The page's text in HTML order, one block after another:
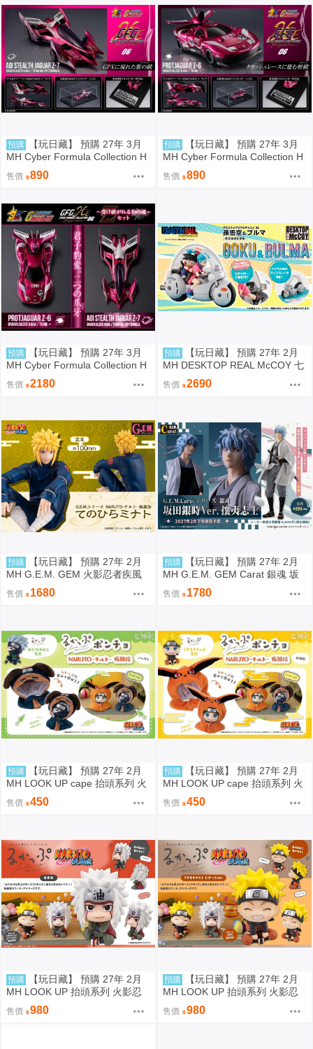
預購
【玩日藏】 預購 27年 3月
MH Cyber Formula Collection H
eritage Edition CFC HE 閃電霹
靂車 繼承之豹魂 Aoi 美洲豹 Z-7
售價 890
預購
【玩日藏】 預購 27年 3月
MH Cyber Formula Collection H
eritage Edition CFC HE 閃電霹
靂車 繼承之豹魂 美洲豹 Z-6 代理
售價 890
預購
【玩日藏】 預購 27年 3月
MH Cyber Formula Collection H
eritage Edition CFC HE 閃電霹
靂車 繼承之豹魂 美洲豹 Z-6 & A
售價 2180
預購
【玩日藏】 預購 27年 2月
MH DESKTOP REAL McCOY 七
龍珠 06 孫悟空 & 布瑪 機車 限定
復刻式樣版 代理版
售價 2690
預購
【玩日藏】 預購 27年 2月
MH G.E.M. GEM 火影忍者疾風
傳 Palm size 掌心 掌中 波風湊
波風水門 代理版
售價 1680
預購
【玩日藏】 預購 27年 2月
MH G.E.M. GEM Carat 銀魂 坂
田銀時 攘夷志士 代理版
售價 1780
預購
【玩日藏】 預購 27年 2月
MH LOOK UP cape 抬頭系列 火
影忍者疾風傳 帕克 披風 斗篷系
列 頭套 不含公仔 代理版
售價 450
預購
【玩日藏】 預購 27年 2月
MH LOOK UP cape 抬頭系列 火
影忍者疾風傳 九喇嘛 披風 斗篷
系列 頭套 不含公仔 代理版
售價 450
預購
【玩日藏】 預購 27年 2月
MH LOOK UP 抬頭系列 火影忍
者疾風傳 自來也 抬頭公仔 代理
版
售價 980
預購
【玩日藏】 預購 27年 2月
MH LOOK UP 抬頭系列 火影忍
者疾風傳 漩渦鳴人 燦笑 Smile 抬
頭公仔 代理版
售價 980